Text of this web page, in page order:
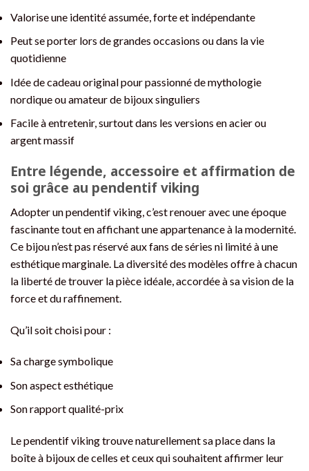
Valorise une identité assumée, forte et indépendante
Peut se porter lors de grandes occasions ou dans la vie
quotidienne
Idée de cadeau original pour passionné de mythologie
nordique ou amateur de bijoux singuliers
Facile à entretenir, surtout dans les versions en acier ou
argent massif
Entre légende, accessoire et affirmation de
soi grâce au pendentif viking
Adopter un pendentif viking, c’est renouer avec une époque
fascinante tout en affichant une appartenance à la modernité.
Ce bijou n’est pas réservé aux fans de séries ni limité à une
esthétique marginale. La diversité des modèles offre à chacun
la liberté de trouver la pièce idéale, accordée à sa vision de la
force et du raffinement.
Qu’il soit choisi pour :
Sa charge symbolique
Son aspect esthétique
Son rapport qualité-prix
Le pendentif viking trouve naturellement sa place dans la
boîte à bijoux de celles et ceux qui souhaitent affirmer leur